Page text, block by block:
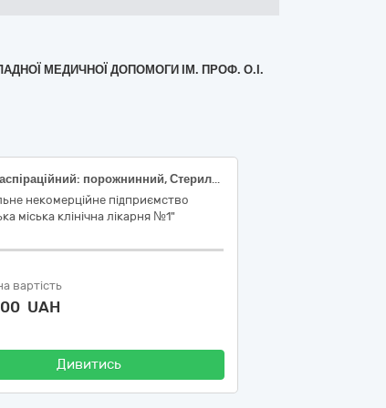
МЕДИЧНОЇ ДОПОМОГИ ІМ. ПРОФ. О.І.
Катетер аспіраційний: порожнинний, Стерильний, Одноразовий, Розмір, Fr: 16.00 одиниця, Довжина: 500-600 міліметр, З вакуум-контролем великим пальцем (перехідник з двома отворами, одне з яких має заглушку) (код ДК 021:2015 -33140000-3 - Медичні матеріали, 33141600-6 Контейнери та пакети для забору матеріалу для аналізів, дренажі та комплекти)
некомерційне підприємство
міська клінічна лікарня №1"
вартість
UAH
Дивитись